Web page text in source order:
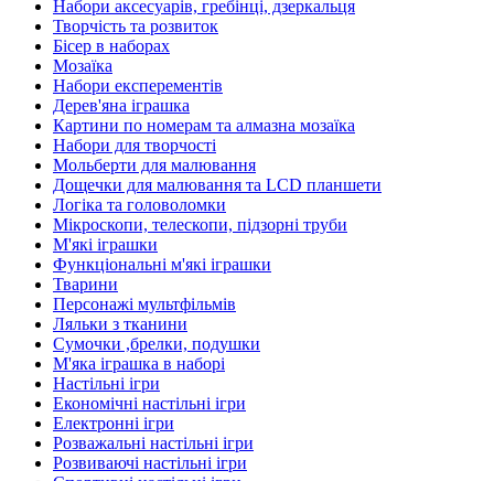
Набори аксесуарів, гребінці, дзеркальця
Творчість та розвиток
Бісер в наборах
Мозаїка
Набори експерементів
Дерев'яна іграшка
Картини по номерам та алмазна мозаїка
Набори для творчості
Мольберти для малювання
Дощечки для малювання та LCD планшети
Логіка та головоломки
Мікроскопи, телескопи, підзорні труби
М'які іграшки
Функціональні м'які іграшки
Тварини
Персонажі мультфільмів
Ляльки з тканини
Сумочки ,брелки, подушки
М'яка іграшка в наборі
Настільні ігри
Економічні настільні ігри
Електронні ігри
Розважальні настільні ігри
Розвиваючі настільні ігри